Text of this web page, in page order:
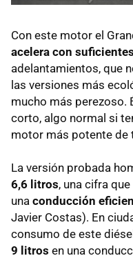
Con este motor el
acelera con
adelantamientos, que
las versiones más
mucho más perezoso.
corto, algo normal si
motor más potente de
La versión probada
6,6 litros, una cifra
una conducción
Javier Costas). En
consumo de este
9 litros en una